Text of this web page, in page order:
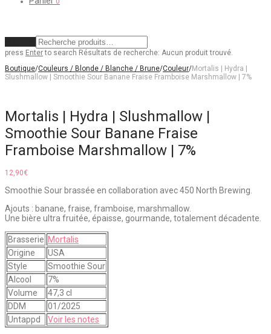
press Enterto search Résultats de recherche: Aucun produit trouvé.
Boutique/Couleurs / Blonde / Blanche / Brune/Couleur/Mortalis | Hydra |
Slushmallow | Smoothie Sour Banane Fraise Framboise Marshmallow | 7%
Mortalis | Hydra | Slushmallow |
Smoothie Sour Banane Fraise
Framboise Marshmallow | 7%
12,90€
Smoothie Sour brassée en collaboration avec 450 North Brewing.
Ajouts : banane, fraise, framboise, marshmallow.
Une bière ultra fruitée, épaisse, gourmande, totalement décadente.
Brasserie Mortalis
Origine
USA
Style
Smoothie Sour
Alcool
7%
Volume
47,3 cl
DDM
01/2025
Untappd
Voir les notes